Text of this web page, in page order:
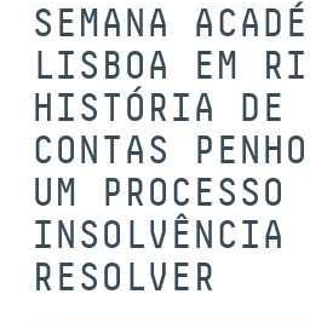
SEMANA
LISBOA EM
HISTÓRIA DE
CONTAS
UM PROCESSO
INSOLVÊNCIA
RESOLVER